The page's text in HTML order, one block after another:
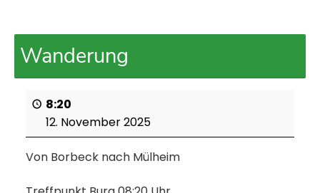
Wanderung
8:20
12. November 2025
Von Borbeck nach Mülheim